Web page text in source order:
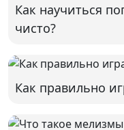
Как научиться
чисто?
Как правильно